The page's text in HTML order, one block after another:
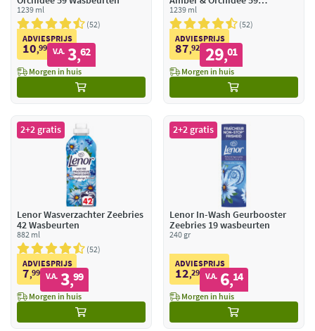
1239 ml
52
ADVIESPRIJS
10,99 V.A. 3,62
Morgen in huis
Wasbeurten
1239 ml
52
ADVIESPRIJS
87,92 29,01
Morgen in huis
2+2 gratis
Lenor Wasverzachter Zeebries
42 Wasbeurten
882 ml
52
ADVIESPRIJS
7,99 V.A. 3,99
Morgen in huis
2+2 gratis
Lenor In-Wash Geurbooster
Zeebries 19 wasbeurten
240 gr
ADVIESPRIJS
12,29 V.A. 6,14
Morgen in huis